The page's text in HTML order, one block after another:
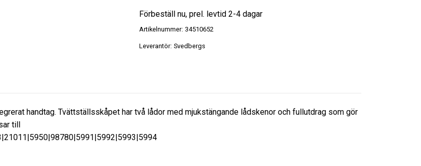
Förbeställ nu, prel. levtid 2-4 dagar
Artikelnummer: 34510652
Leverantör: Svedbergs
handtag. Tvättställsskåpet har två lådor med mjukstängande lådskenor och fullutdrag som gör
till